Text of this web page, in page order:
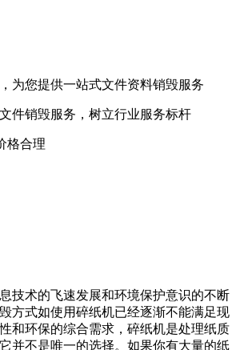
为您提供一站式文件资料销毁服务
件销毁服务，树立行业服务标杆
格合理
技术的飞速发展和环境保护意识的不断
方式如使用碎纸机已经逐渐不能满足现
和环保的综合需求，碎纸机是处理纸质
并不是唯一的选择。如果你有大量的纸